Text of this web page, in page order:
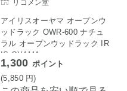
リコメン堂
アイリスオーヤマ オープンウ
ッドラック OWR-600 ナチュ
ラル オープンウッドラック IR
IS OYAMA
1,300 ポイント
(5,850 円)